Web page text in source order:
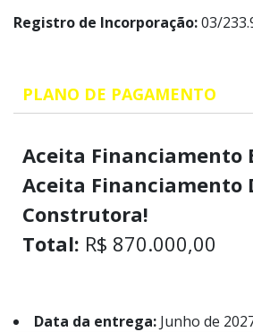
Registro de Incorporação:03/
PLANO DE PAGAMENTO
Aceita Financiamento
Aceita Financiamento
Construtora!
Total: R$ 870.000,00
Data da entrega: Junho de